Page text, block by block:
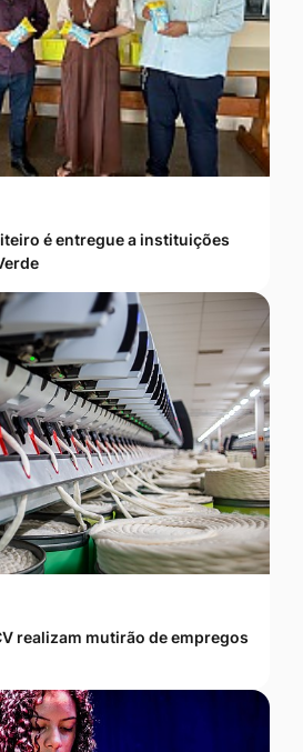
é entregue a instituições
realizam mutirão de empregos